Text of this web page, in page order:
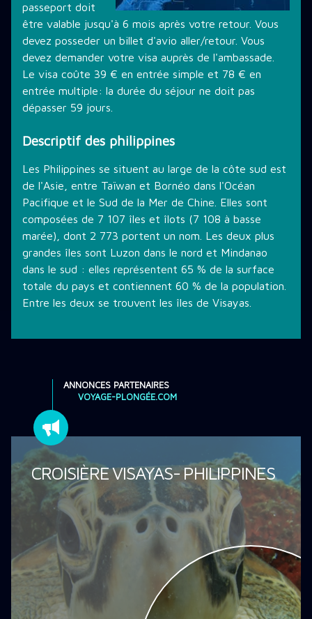
passeport doit
être valable jusqu'à 6 mois après votre retour. Vous
devez posseder un billet d'avio aller/retour. Vous
devez demander votre visa auprès de l'ambassade.
Le visa coûte 39 € en entrée simple et 78 € en
entrée multiple: la durée du séjour ne doit pas
dépasser 59 jours.
Descriptif des philippines
Les Philippines se situent au large de la côte sud est
de l'Asie, entre Taïwan et Bornéo dans l'Océan
Pacifique et le Sud de la Mer de Chine. Elles sont
composées de 7 107 îles et îlots (7 108 à basse
marée), dont 2 773 portent un nom. Les deux plus
grandes îles sont Luzon dans le nord et Mindanao
dans le sud : elles représentent 65 % de la surface
totale du pays et contiennent 60 % de la population.
Entre les deux se trouvent les îles de Visayas.
ANNONCES PARTENAIRES
VOYAGE-PLONGÉE.COM
CROISIÈRE VISAYAS- PHILIPPINES